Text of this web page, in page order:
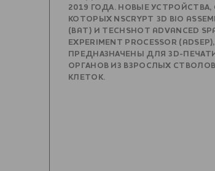
2019 ГОДА. НОВЫЕ УСТРОЙСТВА,
КОТОРЫХ NSCRYPT 3D BIO
(BAT) И TECHSHOT ADVANCED
EXPERIMENT PROCESSOR (ADSEP),
ПРЕДНАЗНАЧЕНЫ ДЛЯ 3D-
ОРГАНОВ ИЗ ВЗРОСЛЫХ
КЛЕТОК.